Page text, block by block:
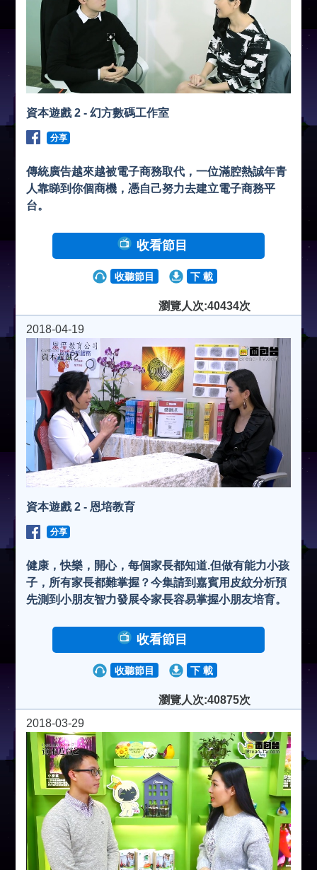
資本遊戲 2 - 幻方數碼工作室
分享
傳統廣告越來越被電子商務取代，一位滿腔熱誠年青
人靠睇到你個商機，憑自己努力去建立電子商務平
台。
收看節目
收聽節目 下 載
瀏覽人次:40434次
2018-04-19
資本遊戲 2 - 恩培教育
分享
健康，快樂，開心，每個家長都知道.但做有能力小孩
子，所有家長都難掌握？今集請到嘉賓用皮紋分析預
先測到小朋友智力發展令家長容易掌握小朋友培育。
收看節目
收聽節目 下 載
瀏覽人次:40875次
2018-03-29